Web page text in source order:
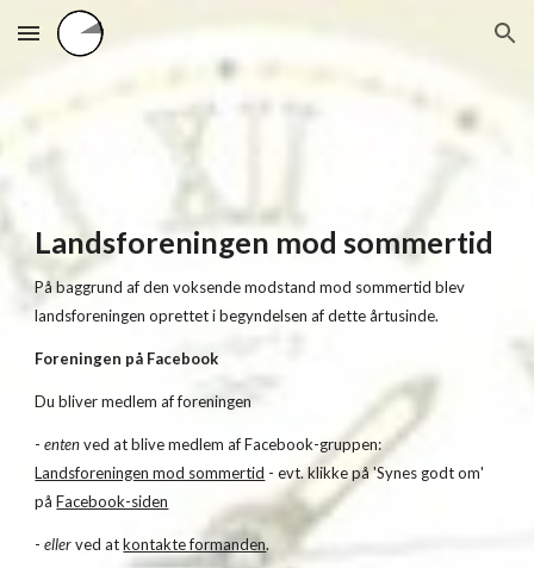
Skip to main content Skip to navigation
Landsforeningen mod sommertid
På baggrund af den voksende modstand mod sommertid blev
landsforeningen oprettet i begyndelsen af dette årtusinde.
Foreningen på Facebook
Du bliver medlem af foreningen
-entenved at blive medlem af Facebook-gruppen:
Landsforeningen mod sommertid - evt. klikke på 'Synes godt om'
påFacebook-siden
-ellerved atkontakte formanden.